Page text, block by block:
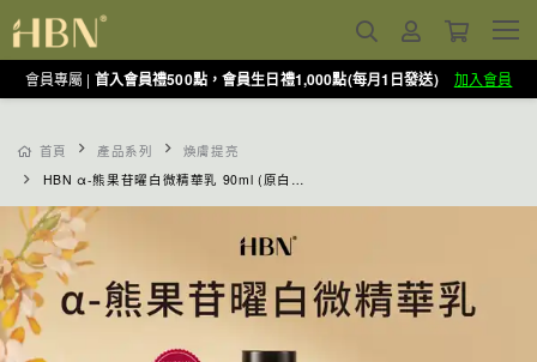
會員專屬 | 首入會員禮500點，會員生日禮1,000點(每月1日發送) 加入會員
首頁 產品系列
煥膚提亮
HBN α-熊果苷曜白微精華乳 90ml (原白乳)